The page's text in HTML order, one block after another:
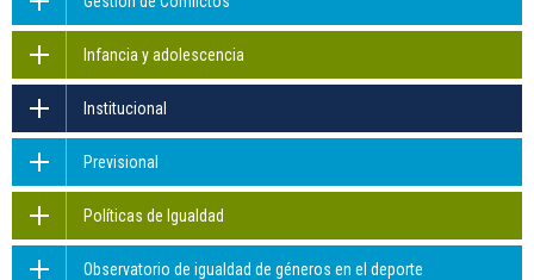
Infancia y adolescencia
Institucional
Previsional
Políticas de Igualdad
Observatorio de igualdad de géneros en el deporte